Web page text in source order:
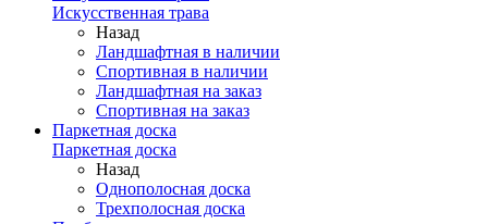
Искусственная трава
Назад
Ландшафтная в наличии
Спортивная в наличии
Ландшафтная на заказ
Спортивная на заказ
Паркетная доска
Паркетная доска
Назад
Однополосная доска
Трехполосная доска